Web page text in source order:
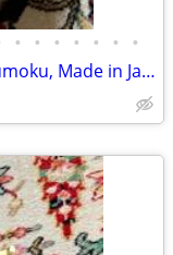
• • • • • • •
Aria Pro II Thor Sound TS-400 (Matsumoku, Made in Japan)